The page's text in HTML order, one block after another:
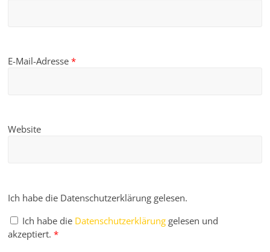
E-Mail-Adresse*
Website
Ich habe die Datenschutzerklärung gelesen.
Ich habe die Datenschutzerklärung gelesen und
akzeptiert. *